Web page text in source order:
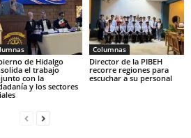
de Hidalgo
el trabajo
con la
y los sectores
Columnas
Director de la PIBEH
recorre regiones para
escuchar a su personal